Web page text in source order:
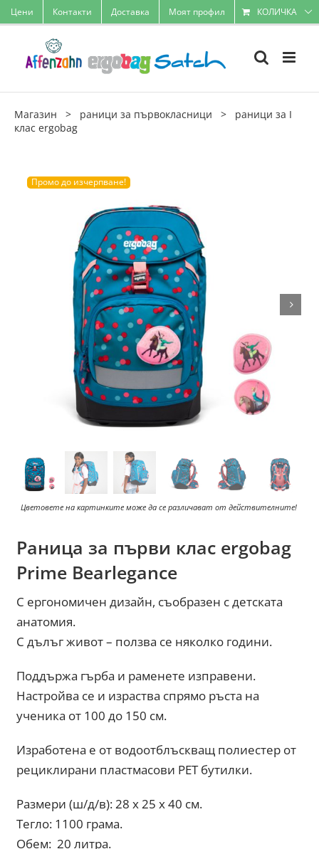
Skip
to
Цени Контакти Доставка Моят профил КОЛИЧКА
Магазин > раници за първокласници > раници за I
клас ergobag
Промо до изчерпване!
Цветовете на картинките може да се различават от действителните!
Раница за първи клас ergobag
Prime Bearlegance
С ергономичен дизайн, съобразен с детската
анатомия.
С дълъг живот – ползва се няколко години.
Поддържа гърба и раменете изправени.
Настройва се и израства спрямо ръста на
ученика от 100 до 150 см.
Изработена е от водоотблъскващ полиестер от
рециклирани пластмасови PET бутилки.
Размери (ш/д/в): 28 x 25 x 40 см.
Тегло: 1100 грама.
Обем: 20 литра.